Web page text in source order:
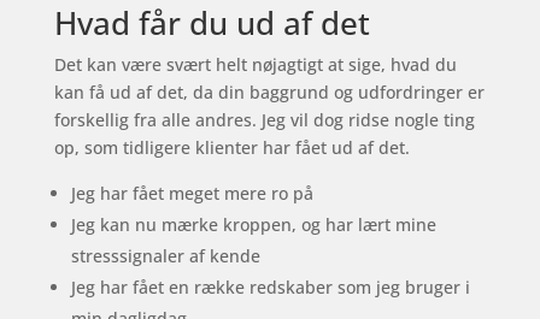
Hvad får du ud af det
Det kan være svært helt nøjagtigt at sige, hvad du
kan få ud af det, da din baggrund og udfordringer er
forskellig fra alle andres. Jeg vil dog ridse nogle ting
op, som tidligere klienter har fået ud af det.
Jeg har fået meget mere ro på
Jeg kan nu mærke kroppen, og har lært mine
stresssignaler af kende
Jeg har fået en række redskaber som jeg bruger i